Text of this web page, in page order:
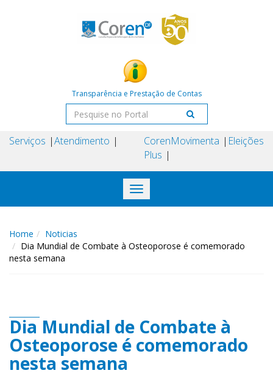
Transparência e Prestação de Contas
Serviços Atendimento
Coren
Plus
Movimenta Eleições
Toggle
navigation
Home
Noticias
Dia Mundial de Combate à Osteoporose é comemorado
nesta semana
Dia Mundial de Combate à
Osteoporose é comemorado
nesta semana